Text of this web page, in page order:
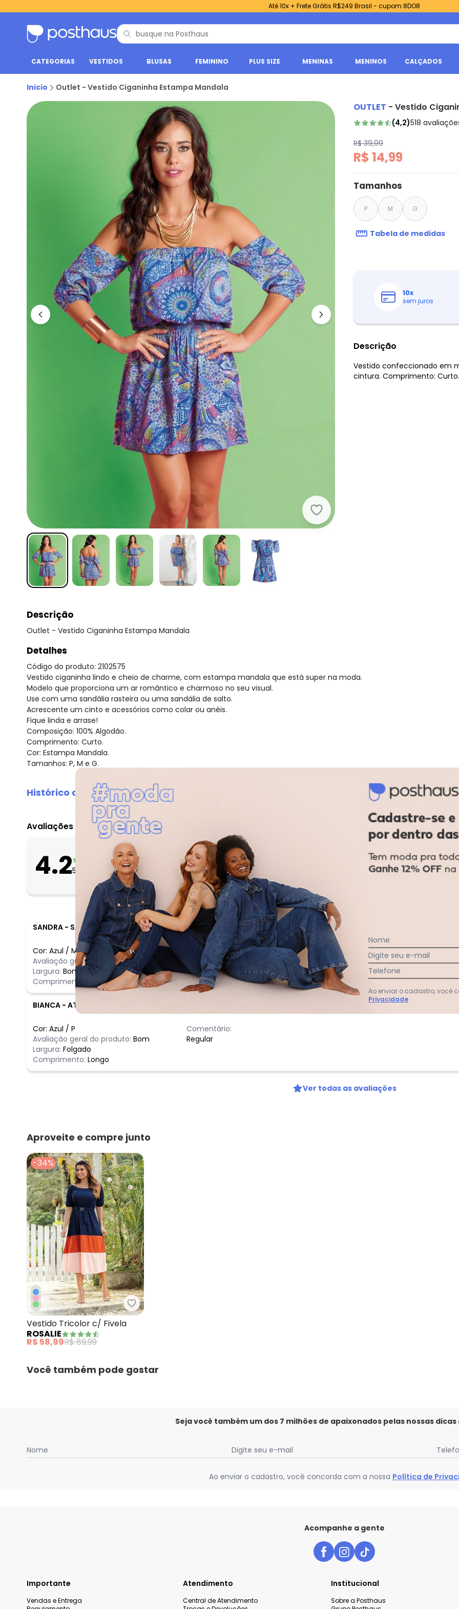
Até 10x + Frete Grátis R$249 Brasil - cupom 8DO8
CATEGORIAS VESTIDOS BLUSAS FEMININO PLUS SIZE MENINAS MENINOS CALÇADOS
Inicio Outlet - Vestido Ciganinha Estampa Mandala
Outlet - Vestido Ciganinha Estampa
OUTLET - Vestido
(4,2)518
R$ 39,99
R$ 14,99
Tamanhos
P M G
Tabela de medidas
10x
sem juros
Descrição
Vestido confeccionado em
cintura. Comprimento:
Descrição
Outlet - Vestido Ciganinha Estampa Mandala
Detalhes
Código do produto: 2102575
Vestido ciganinha lindo e cheio de charme, com estampa mandala que está super na moda.
Modelo que proporciona um ar romântico e charmoso no seu visual.
Use com uma sandália rasteira ou uma sandália de salto.
Acrescente um cinto e acessórios como colar ou anéis.
Fique linda e arrase!
Composição: 100% Algodão.
Comprimento: Curto.
Cor: Estampa Mandala.
Tamanhos: P, M e G.
Histórico de preços
O preço apresentado abaixo é o menor oferecido em algum dia do mês, para o menor tamanho disponível.
agosto/2026
maio/2026
abril/2026
fevereiro/2026
Avaliações
4.2518 avaliações
O que as clientes acharam da largura?
Apertado
1%
87%
Folgado
O que as
Curto
Bom
SANDRA - SAO PAULO - SP
Cor: Azul / M
Avaliação geral do produto: Incrível
Largura: Bom
Comprimento:
Bom
Comentário:
Ótimo
BIANCA - ATIBAIA - SP
Cor: Azul / P
Avaliação geral do produto: Bom
Largura: Folgado
Comprimento: Longo
Comentário:
Regular
Ver todas as avaliações
Aproveite e compre junto
-34%
Rosalie - Vestido Tricolor c/ Fivela
Vestido Tricolor c/ Fivela
ROSALIE
R$ 58,99R$ 89,99
Você também pode gostar
Seja você também um dos 7 milhões de apaixonados pelas nossas
Nome Digite seu e-mail
Ao enviar o cadastro, você concorda com a nossa Política de
Acompanhe a gente
Importante
Vendas e Entrega
Atendimento
Central de Atendimento
Institucional
Sobre a Posthaus
Nome
Digite seu e-mail
Telefone
Ao enviar o cadastro, você
Privacidade